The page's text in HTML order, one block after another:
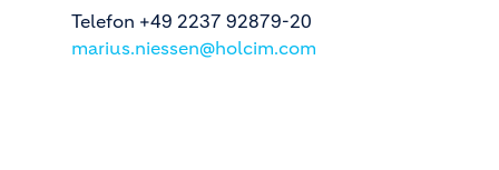
Telefon +49 2237 92879-20
marius.niessen@holcim.com